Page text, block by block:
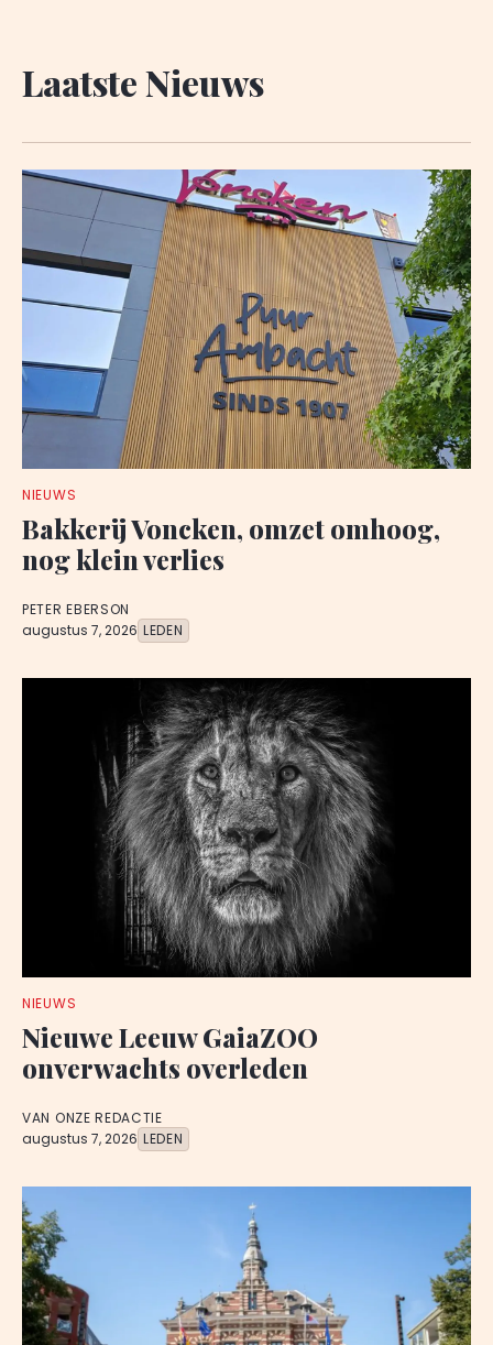
Laatste Nieuws
NIEUWS
Bakkerij Voncken, omzet omhoog,
nog klein verlies
PETER EBERSON
augustus 7, 2026 LEDEN
NIEUWS
Nieuwe Leeuw GaiaZOO
onverwachts overleden
VAN ONZE REDACTIE
augustus 7, 2026 LEDEN